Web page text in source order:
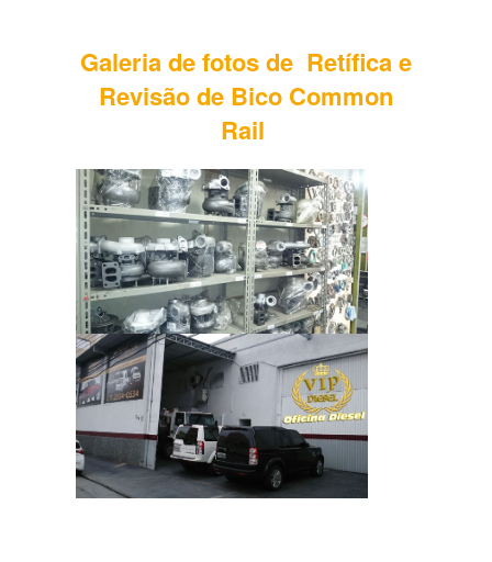
Galeria de fotos de Retífica e
Revisão de Bico Common
Rail